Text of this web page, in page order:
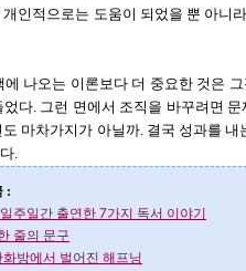
인적으로는 도움이 되었을 뿐 아니
나오는 이론보다 더 중요한 것은
다. 그런 면에서 조직을 바꾸려면
마차가지가 아닐까. 결국 성과를
.
:
주일간 출연한 7가지 독서 이야기
줄의 문구
방에서 벌어진 해프닝